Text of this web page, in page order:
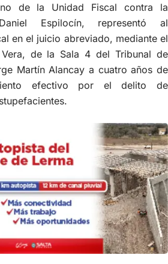
de la Unidad Fiscal contra la
Espilocín, representó al
en el juicio abreviado, mediante el
de la Sala 4 del Tribunal de
Martín Alancay a cuatro años de
efectivo por el delito de